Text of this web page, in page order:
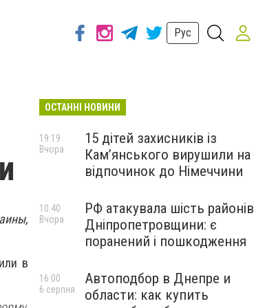
Рус
в
ОСТАННІ НОВИНИ
15 дітей захисників із
Кам’янського вирушили на
відпочинок до Німеччини
19:19
Вчора
РФ атакувала шість районів
Дніпропетровщини: є
поранений і пошкодження
10:40
Вчора
Автоподбор в Днепре и
области: как купить
16:00
6 серпня